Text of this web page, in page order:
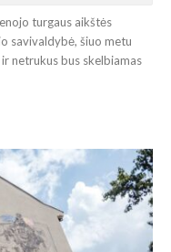
turgaus aikštės
savivaldybė, šiuo metu
netrukus bus skelbiamas